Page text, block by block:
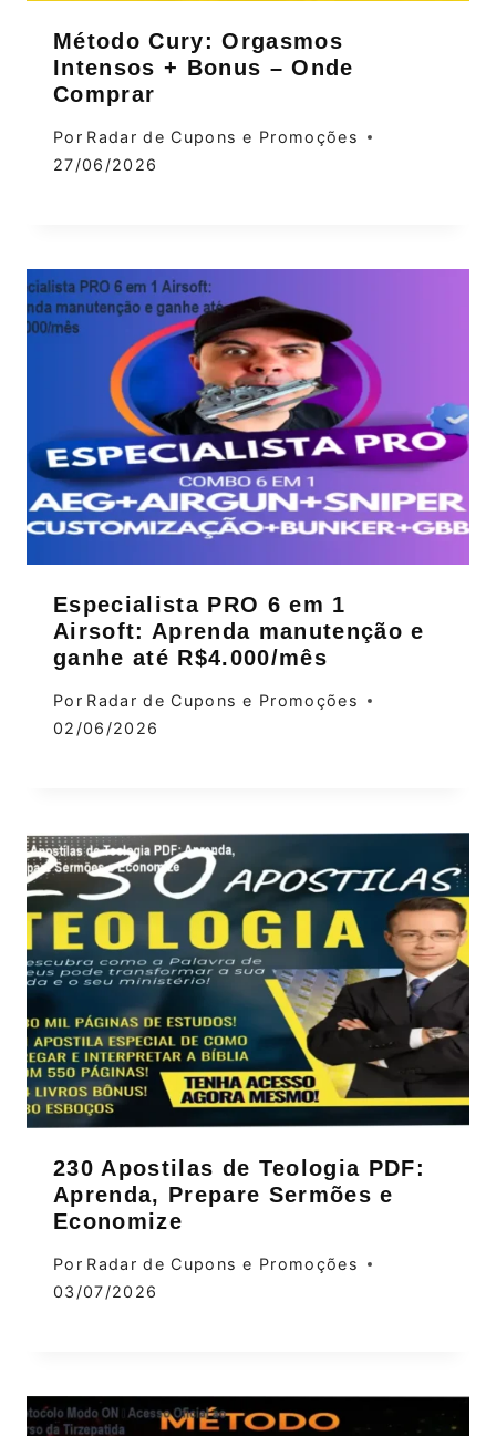
Método Cury: Orgasmos
Intensos + Bonus – Onde
Comprar
Por Radar de Cupons e Promoções
27/06/2026
Especialista PRO 6 em 1
Airsoft: Aprenda manutenção e
ganhe até R$4.000/mês
Por Radar de Cupons e Promoções
02/06/2026
230 Apostilas de Teologia PDF:
Aprenda, Prepare Sermões e
Economize
Por Radar de Cupons e Promoções
03/07/2026